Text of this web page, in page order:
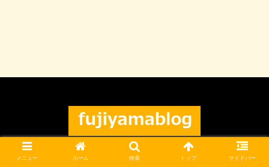
© 2021 フジヤマブログ.
メニュー ホーム 検索 トップ サイドバー